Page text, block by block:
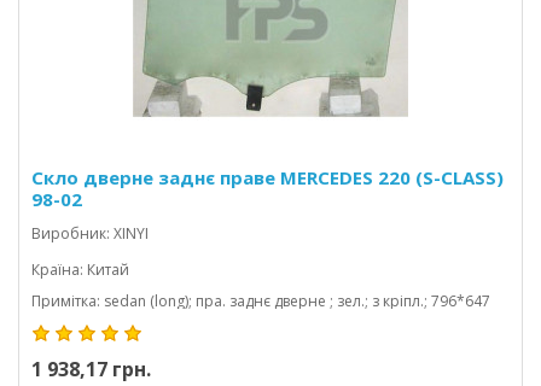
Скло дверне заднє праве MERCEDES 220 (S-CLASS)
98-02
Виробник: XINYI
Країна: Китай
Примітка: sedan (long); пра. заднє дверне ; зел.; з кріпл.; 796*647
1 938,17 грн.